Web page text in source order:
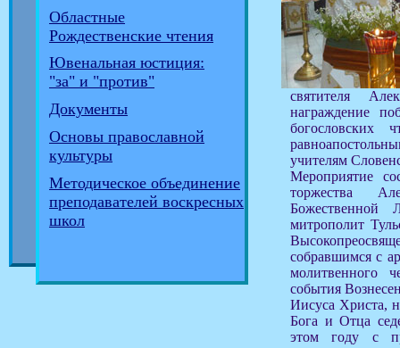
Областные
Рождественские чтения
Ювенальная юстиция:
"за" и "против"
Документы
Основы православной
культуры
Методическое объединение
преподавателей воскресных
школ
святителя
награждение
богословских
учителям
Мероприятие
торжества
Божественной
митрополит
собравшимся с
молитвенного
события
Иисуса Христа,
Бога и Отца
этом году с